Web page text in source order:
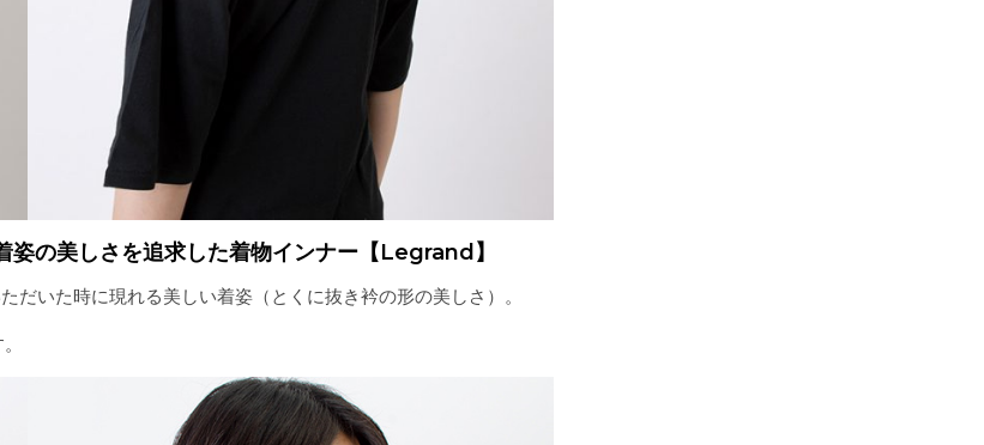
の美しさを追求した着物インナー 【Legrand】
だいた時に現れる美しい着姿（とくに抜き衿の形の美しさ）。